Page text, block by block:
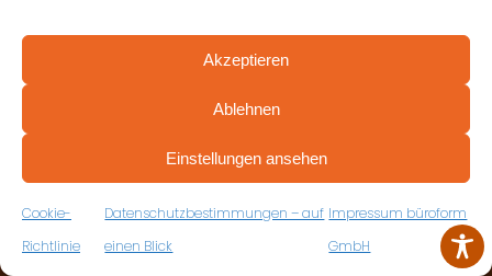
Akzeptieren
Ablehnen
Einstellungen ansehen
Cookie-
Richtlinie
Datenschutzbestimmungen – auf
einen Blick
Impressum büroform
GmbH
KONTAKTIEREN SIE UNS
büroform GmbH, Stuttgart
VEREINBAREN SIE JETZT IHRE
KOSTENFREIE ERSTBERATUNG
ZUM RÜCKRUFFORMULAR